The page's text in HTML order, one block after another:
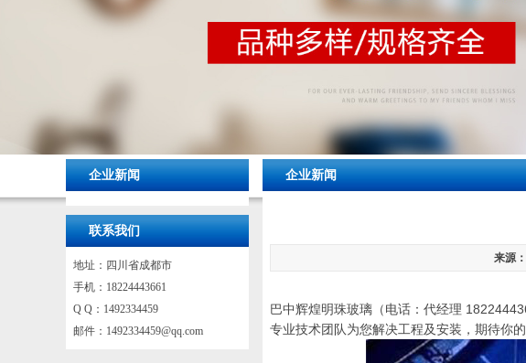
企业新闻
联系我们
地址：四川省成都市
手机：18224443661
Q Q：1492334459
邮件： 1492334459@qq.com
企业新闻
来源：
巴中辉煌明珠玻璃（电话：代经理
专业技术团队为您解决工程及安装，期待你的